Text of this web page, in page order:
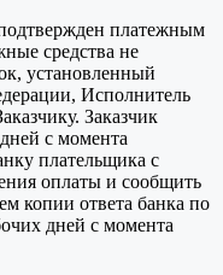
платежным
средства не
установленный
Исполнитель
Заказчик
с момента
плательщика с
оплаты и сообщить
копии ответа банка по
дней с момента